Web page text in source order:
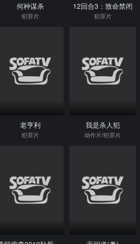
何种谋杀
犯罪片
12回合3：致命禁闭
犯罪片
老亨利
犯罪片
我是杀人犯
动作片/犯罪片